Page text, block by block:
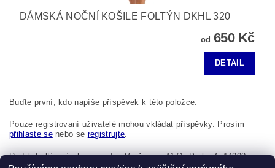
DÁMSKÁ NOČNÍ KOŠILE FOLTÝN DKHL 320
od 650 Kč
DETAIL
Buďte první, kdo napíše příspěvek k této položce.
Pouze registrovaní uživatelé mohou vkládat příspěvky. Prosím
přihlaste senebo se registrujte
Radek Foltýn výroba a prodej, Vavřenova 1171, Praha 4, 14200,
Česká republika, foltynradek@seznam.cz